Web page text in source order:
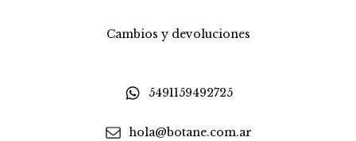
Cambios y devoluciones
5491159492725
hola@botane.com.ar